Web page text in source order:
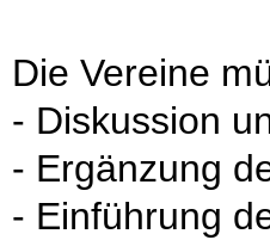
Die Vereine
- Diskussion
- Ergänzung
- Einführung